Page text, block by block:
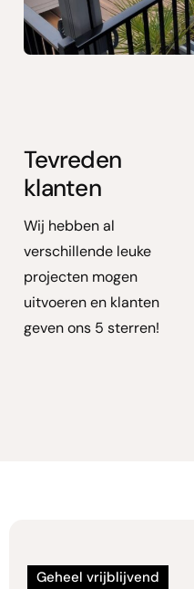
Tevreden
klanten
Wij hebben al
verschillende leuke
projecten mogen
uitvoeren en klanten
geven ons 5 sterren!
Geheel vrijblijvend